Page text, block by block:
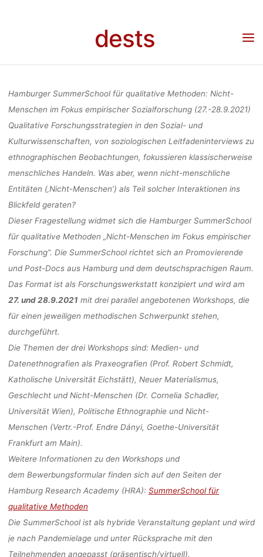
dests
FÜR
METHODEN:
FOKUS
(27.-
31. März 2021
Call for applications: Hamburger SummerSchool für qualitative
Hamburger SummerSchool für qualitative Methoden: Nicht-
Menschen im Fokus empirischer Sozialforschung (27.-28.9.2021)
Qualitative Forschungsstrategien in den Sozial- und
Kulturwissenschaften, von soziologischen Leitfadeninterviews zu
ethnographischen Beobachtungen, fokussieren klassischerweise
menschliches Handeln. Was aber, wenn nicht-menschliche
Entitäten (‚Nicht-Menschen’) als Teil solcher Interaktionen ins
Blickfeld geraten?
Dieser Fragestellung widmet sich die Hamburger SummerSchool
für qualitative Methoden „Nicht-Menschen im Fokus empirischer
Forschung”. Die SummerSchool richtet sich an Promovierende
und Post-Docs aus Hamburg und dem deutschsprachigen Raum.
Das Format ist als Forschungswerkstatt konzipiert und wird am
27. und 28.9.2021 mit drei parallel angebotenen Workshops, die
für einen jeweiligen methodischen Schwerpunkt stehen,
durchgeführt.
Die Themen der drei Workshops sind: Medien- und
Datenethnografien als Praxeografien (Prof. Robert Schmidt,
Katholische Universität Eichstätt), Neuer Materialismus,
Geschlecht und Nicht-Menschen (Dr. Cornelia Schadler,
Universität Wien), Politische Ethnographie und Nicht-
Menschen (Vertr.-Prof. Endre Dányi, Goethe-Universität
Frankfurt am Main).
Weitere Informationen zu den Workshops und
dem Bewerbungsformularfinden sich auf den Seiten der
Hamburg Research Academy (HRA): SummerSchool für
qualitative Methoden
Die SummerSchool ist als hybride Veranstaltung geplant und wird
je nach Pandemielage und unter Rücksprache mit den
Teilnehmenden angepasst (präsentisch/virtuell).